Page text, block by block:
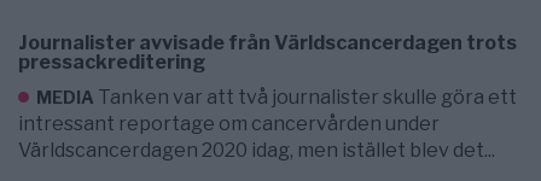
Journalister avvisade från Världscancerdagen trots
pressackreditering
MEDIA Tanken var att två journalister skulle göra ett
intressant reportage om cancervården under
Världscancerdagen 2020 idag, men istället blev det...